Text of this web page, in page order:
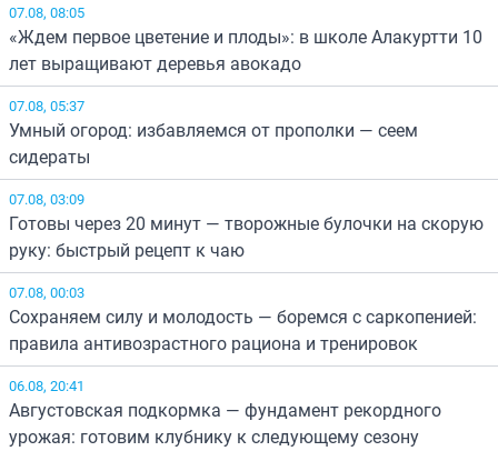
07.08, 08:05
«Ждем первое цветение и плоды»: в школе Алакуртти 10
лет выращивают деревья авокадо
07.08, 05:37
Умный огород: избавляемся от прополки — сеем
сидераты
07.08, 03:09
Готовы через 20 минут — творожные булочки на скорую
руку: быстрый рецепт к чаю
07.08, 00:03
Сохраняем силу и молодость — боремся с саркопенией:
правила антивозрастного рациона и тренировок
06.08, 20:41
Августовская подкормка — фундамент рекордного
урожая: готовим клубнику к следующему сезону